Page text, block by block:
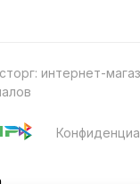
интернет-